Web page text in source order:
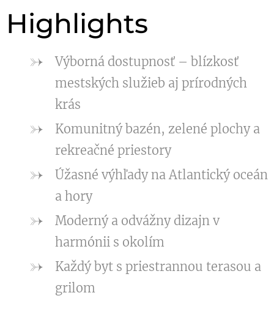
Highlights
Výborná dostupnosť – blízkosť
mestských služieb aj prírodných
krás
Komunitný bazén, zelené plochy a
rekreačné priestory
Úžasné výhľady na Atlantický oceán
a hory
Moderný a odvážny dizajn v
harmónii s okolím
Každý byt s priestrannou terasou a
grilom